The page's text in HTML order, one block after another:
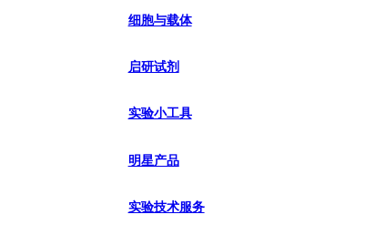
细胞与载体
启研试剂
实验小工具
明星产品
实验技术服务